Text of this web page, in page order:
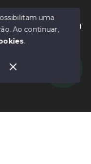
para te ajudar.
Todos os direitos
uma
Ao continuar,
.